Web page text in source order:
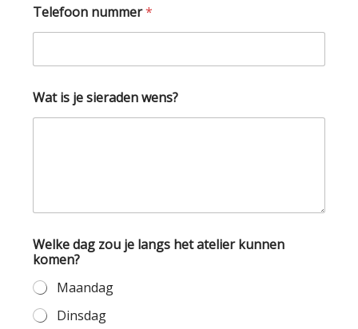
Telefoon nummer*
Wat is je sieraden wens?
Welke dag zou je langs het atelier kunnen
komen?
Maandag
Dinsdag